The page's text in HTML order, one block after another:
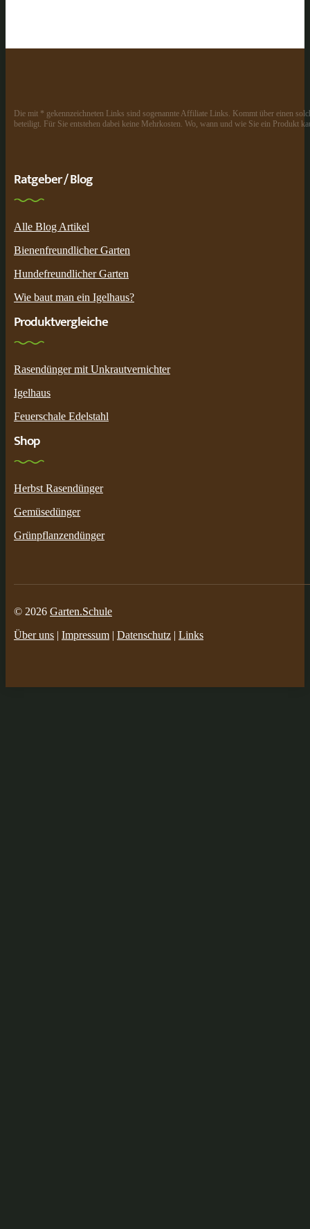
Die mit * gekennzeichneten Links sind sogenannte Affiliate Links. Kommt über einen
beteiligt. Für Sie entstehen dabei keine Mehrkosten. Wo, wann und wie Sie ein Produkt
Ratgeber / Blog
Alle Blog Artikel
Bienenfreundlicher Garten
Hundefreundlicher Garten
Wie baut man ein Igelhaus?
Produktvergleiche
Rasendünger mit Unkrautvernichter
Igelhaus
Feuerschale Edelstahl
Shop
Herbst Rasendünger
Gemüsedünger
Grünpflanzendünger
© 2026 Garten.Schule
Über uns | Impressum | Datenschutz | Links